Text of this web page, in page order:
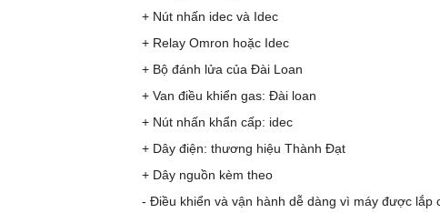
+ Nút nhấn idec và Idec
+ Relay Omron hoặc Idec
+ Bộ đánh lửa của Đài Loan
+ Van điều khiển gas: Đài loan
+ Nút nhấn khẩn cấp: idec
+ Dây điện: thương hiệu Thành Đạt
+ Dây nguồn kèm theo
- Điều khiển và vận hành dễ dàng vì máy được lắp